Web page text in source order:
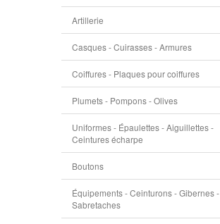
Artillerie
Casques - Cuirasses - Armures
Coiffures - Plaques pour coiffures
Plumets - Pompons - Olives
Uniformes - Épaulettes - Aiguillettes -
Ceintures écharpe
Boutons
Équipements - Ceinturons - Gibernes -
Sabretaches